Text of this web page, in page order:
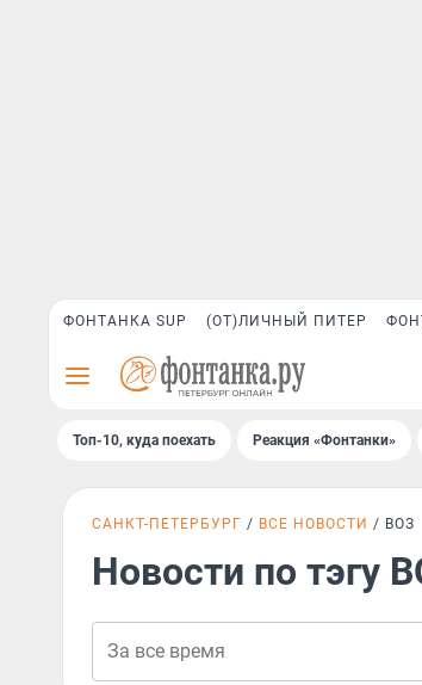
ФОНТАНКА SUP (ОТ)ЛИЧНЫЙ ПИТЕР
Топ-10, куда поехать Реакция «Фонтанки»
САНКТ-ПЕТЕРБУРГ ВСЕ НОВОСТИ ВОЗ
Новости по тэгу